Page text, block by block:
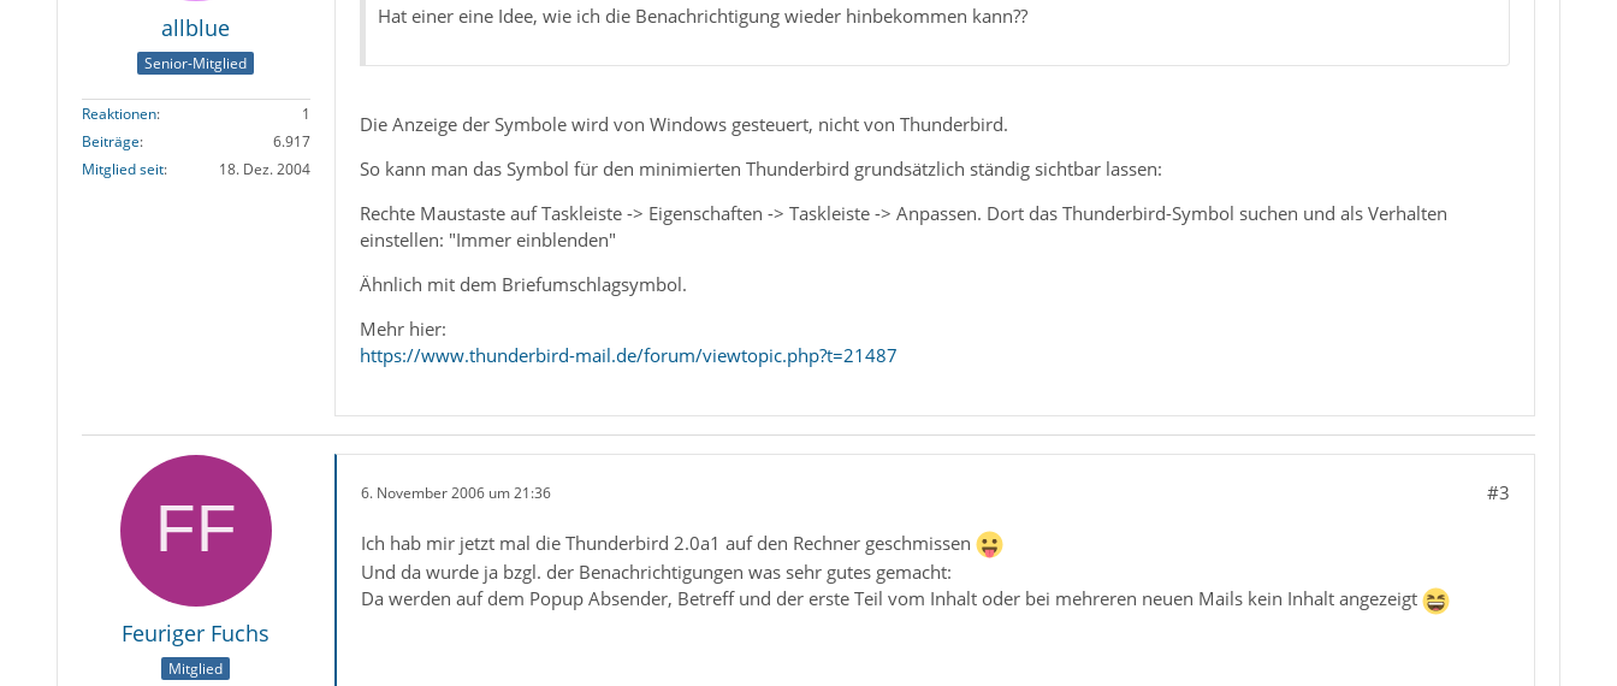
allblue
Senior-Mitglied
Reaktionen
1
Beiträge
6.917
Mitglied seit
18. Dez. 2004
Hat einer eine Idee, wie ich die Benachrichtigung wieder hinbekommen kann??
Die Anzeige der Symbole wird von Windows gesteuert, nicht von Thunderbird.
So kann man das Symbol für den minimierten Thunderbird grundsätzlich ständig sichtbar lassen:
Rechte Maustaste auf Taskleiste -> Eigenschaften -> Taskleiste -> Anpassen. Dort das Thunderbird-Symbol suchen und als Verhalten
einstellen: "Immer einblenden"
Ähnlich mit dem Briefumschlagsymbol.
Mehr hier:
https://www.thunderbird-mail.de/forum/viewtopic.php?t=21487
Feuriger Fuchs
Mitglied
6. November 2006 um 21:36 #3
Ich hab mir jetzt mal die Thunderbird 2.0a1 auf den Rechner geschmissen
Und da wurde ja bzgl. der Benachrichtigungen was sehr gutes gemacht:
Da werden auf dem Popup Absender, Betreff und der erste Teil vom Inhalt oder bei mehreren neuen Mails kein Inhalt angezeigt